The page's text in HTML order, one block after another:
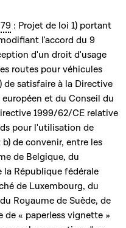
: Projet de loi 1) portant
l'accord du 9
d'un droit d'usage
routes pour véhicules
satisfaire à la Directive
et du Conseil du
1999/62/CE relative
pour l'utilisation de
de convenir, entre les
de Belgique, du
la République fédérale
de Luxembourg, du
Royaume de Suède, de
« paperless vignette »